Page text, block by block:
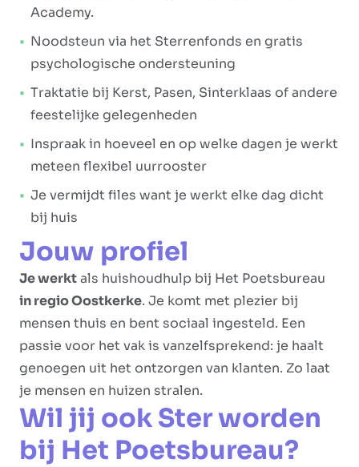
Academy.
Noodsteun via het Sterrenfonds en gratis
psychologische ondersteuning
Traktatie bij Kerst, Pasen, Sinterklaas of andere
feestelijke gelegenheden
Inspraak in hoeveel en op welke dagen je werkt
meteen flexibel uurrooster
Je vermijdt files want je werkt elke dag dicht
bij huis
Jouw profiel
Je werktals huishoudhulp bij Het Poetsbureau
in regio Oostkerke. Je komt met plezier bij
mensen thuis en bent sociaal ingesteld. Een
passie voor het vak is vanzelfsprekend: je haalt
genoegen uit het ontzorgen van klanten. Zo laat
je mensen en huizen stralen.
Wil jij ook Ster worden
bij Het Poetsbureau?